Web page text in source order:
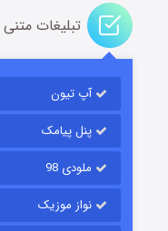
تبلیغات متنی
آپ تیون
پنل پیامک
ملودی 98
نواز موزیک